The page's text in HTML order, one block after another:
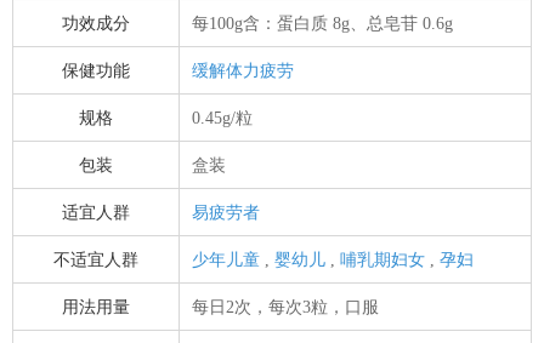
功效成分 每100g含：蛋白质 8g、总皂苷 0.6g
保健功能 缓解体力疲劳
规格 0.45g/粒
包装 盒装
适宜人群 易疲劳者
不适宜人群 少年儿童 婴幼儿 哺乳期妇女 孕妇
用法用量 每日2次，每次3粒，口服